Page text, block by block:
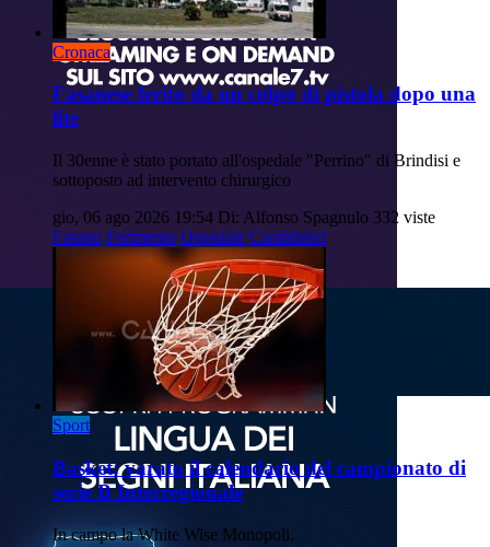
Cronaca
Fasanese ferito da un colpo di pistola dopo una
lite
Il 30enne è stato portato all'ospedale "Perrino" di Brindisi e
sottoposto ad intervento chirurgico
gio, 06 ago 2026 19:54 Di: Alfonso Spagnulo 332 viste
Fasano Ferimento Ospedale Carabinieri
Sport
Basket: varato il calendario del campionato di
serie B Interregionale
In campo la White Wise Monopoli.